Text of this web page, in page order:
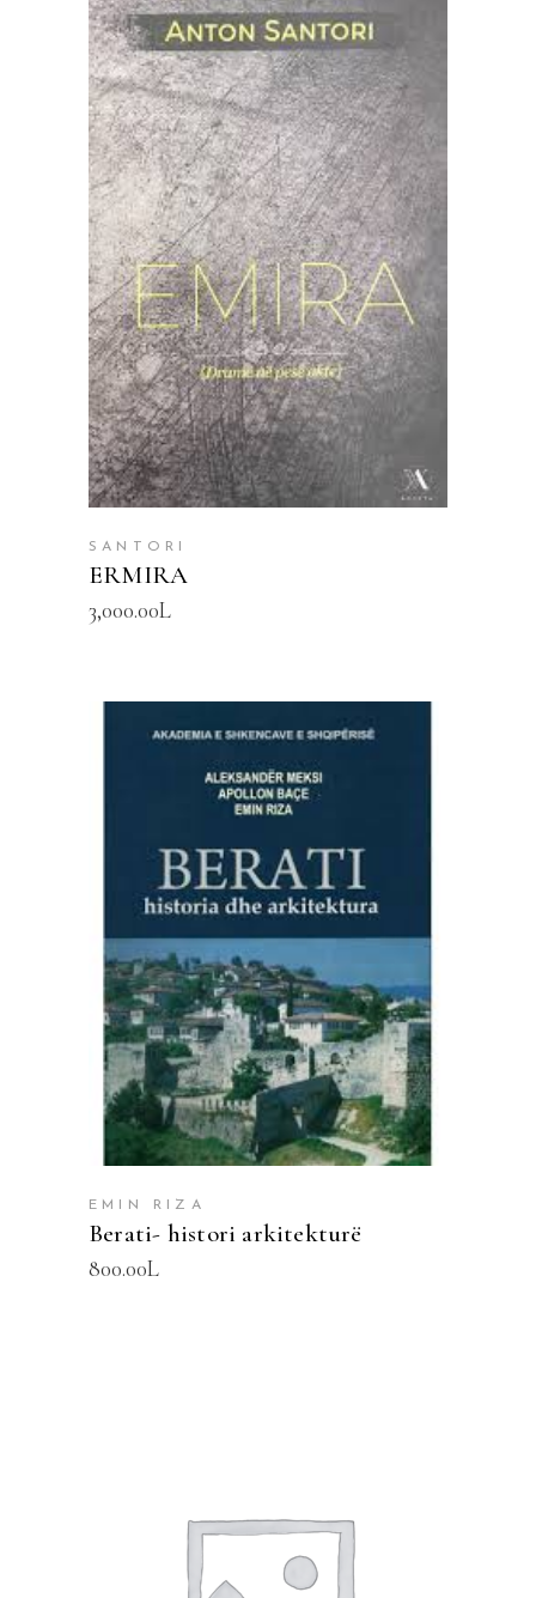
SHTOJE NË SHPORTË
SANTORI
ERMIRA
3,000.00L
SHTOJE NË SHPORTË
EMIN RIZA
Berati- histori arkitekturë
800.00L